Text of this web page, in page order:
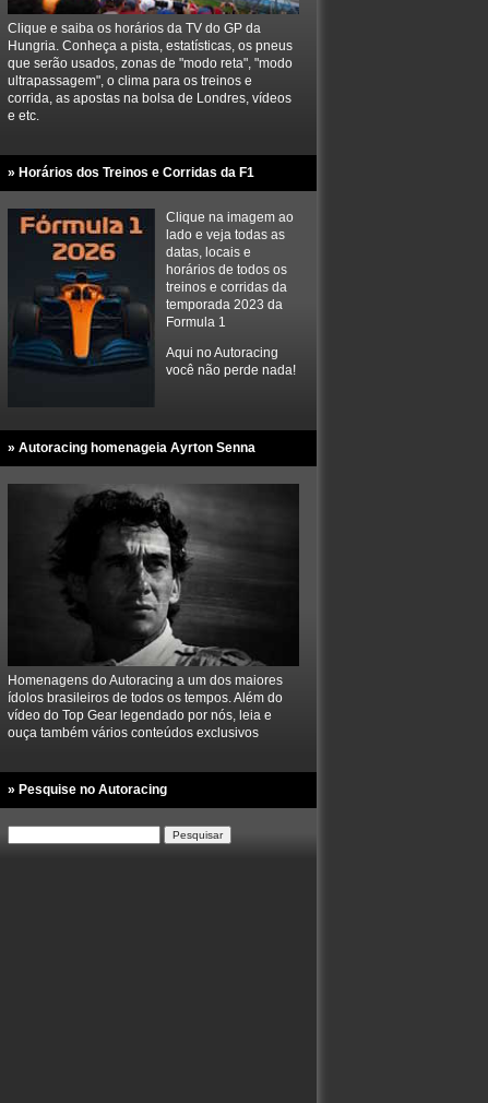
Clique e saiba os horários da TV do GP da
Hungria. Conheça a pista, estatísticas, os pneus
que serão usados, zonas de "modo reta", "modo
ultrapassagem", o clima para os treinos e
corrida, as apostas na bolsa de Londres, vídeos
e etc.
» Horários dos Treinos e Corridas da F1
Clique na imagem ao
lado e veja todas as
datas, locais e
horários de todos os
treinos e corridas da
temporada 2023 da
Formula 1
Aqui no Autoracing
você não perde nada!
» Autoracing homenageia Ayrton Senna
Homenagens do Autoracing a um dos maiores
ídolos brasileiros de todos os tempos. Além do
vídeo do Top Gear legendado por nós, leia e
ouça também vários conteúdos exclusivos
» Pesquise no Autoracing
por: